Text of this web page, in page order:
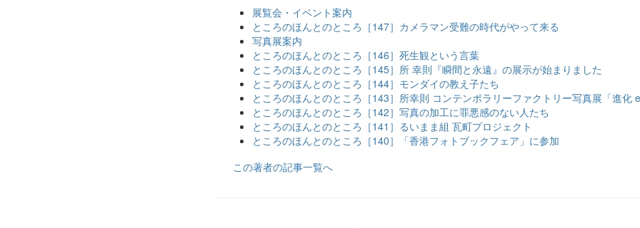
展覧会・イベント案内
ところのほんとのところ［147］カメラマン受難の時代がやって来る
写真展案内
ところのほんとのところ［146］死生観という言葉
ところのほんとのところ［145］所 幸則『瞬間と永遠』の展示が始まりました
ところのほんとのところ［144］モンダイの教え子たち
ところのほんとのところ［143］所幸則 コンテンポラリーファクトリー写真展「進化
ところのほんとのところ［142］写真の加工に罪悪感のない人たち
ところのほんとのところ［141］るいまま組 瓦町プロジェクト
ところのほんとのところ［140］「香港フォトブックフェア」に参加
この著者の記事一覧へ